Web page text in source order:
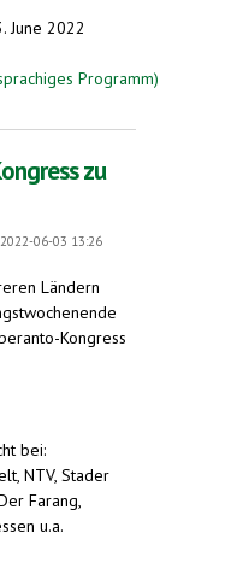
June 2022
Programm)
congreso
zu
06-03 13:26
Ländern
Kongress
bei:
NTV, Stader
Farang,
u.a.